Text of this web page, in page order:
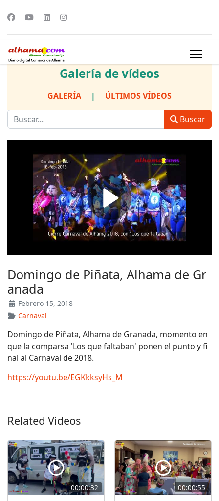
Galería de vídeos
GALERÍA | ÚLTIMOS VÍDEOS
Buscar
Domingo de Piñata, Alhama de Gr
anada
Febrero 15, 2018
Carnaval
Domingo de Piñata, Alhama de Granada, momento en
que la comparsa 'Los que faltaban' ponen el punto y fi
nal al Carnaval de 2018.
https://youtu.be/EGKkksyHs_M
Related Videos
00:00:32 00:00:55